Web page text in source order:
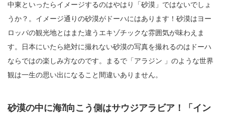
中東といったらイメージするのはやはり「砂漠」ではないでしょ
うか？。イメージ通りの砂漠がドーハにはあります！砂漠はヨー
ロッパの観光地とはまた違うエキゾチックな雰囲気が味わえま
す。日本にいたら絶対に撮れない砂漠の写真を撮れるのはドーハ
ならではの楽しみ方なのです。まるで「アラジン 」のような世界
観は一生の思い出になること間違いありません。
砂漠の中に海⁈向こう側はサウジアラビア！「イン